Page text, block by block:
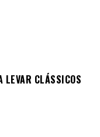
CLÁSSICOS